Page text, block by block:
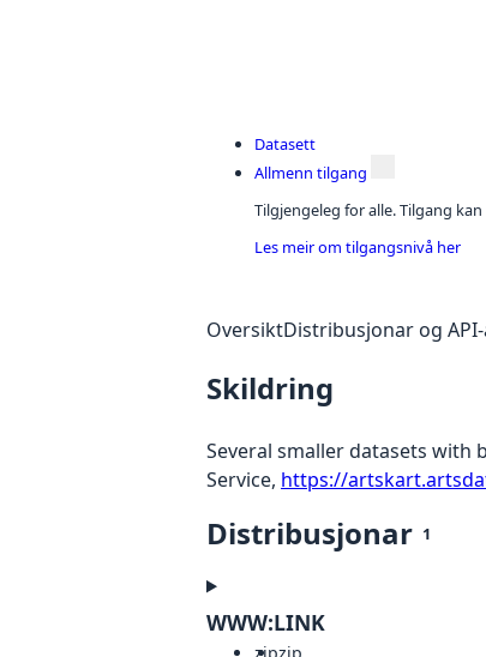
Datasett
Allmenn tilgang
Tilgjengeleg for alle. Tilgang
Les meir om tilgangsnivå her
OversiktDistribusjonar og
Skildring
Several smaller datasets with
Service, https://
Distribusjonar 1
WWW:LINK